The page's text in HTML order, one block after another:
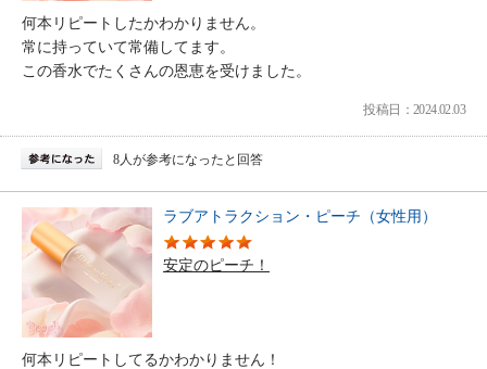
何本リピートしたかわかりません。
常に持っていて常備してます。
この香水でたくさんの恩恵を受けました。
投稿日：2024.02.03
8人が参考になったと回答
ラブアトラクション・ピーチ（女性用）
安定のピーチ！
何本リピートしてるかわかりません！